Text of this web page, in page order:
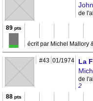
de
89 pts
écrit par Michel Mallory
#43 01/1974
La
de
2
88 pts